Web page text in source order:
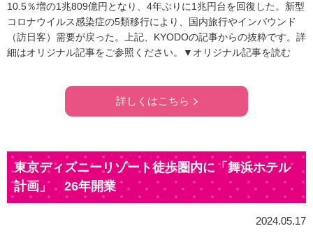
10.5％増の1兆809億円となり、4年ぶりに1兆円台を回復した。新型
コロナウイルス感染症の5類移行により、国内旅行やインバウンド
（訪日客）需要が戻った。上記、KYODOの記事からの抜粋です。詳
細はオリジナル記事をご参照ください。▼オリジナル記事を読む
詳しくはこちら
東京ディズニーリゾート徒歩圏内に「舞浜ホテル
計画」 26年開業
2024.05.17